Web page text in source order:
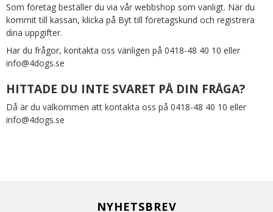
Som företag beställer du via vår webbshop som vanligt. När du
kommit till kassan, klicka på Byt till företagskund och registrera
dina uppgifter.
Har du frågor, kontakta oss vänligen på 0418-48 40 10 eller
info@4dogs.se
HITTADE DU INTE SVARET PÅ DIN FRÅGA?
Då är du välkommen att kontakta oss på 0418-48 40 10 eller
info@4dogs.se
NYHETSBREV